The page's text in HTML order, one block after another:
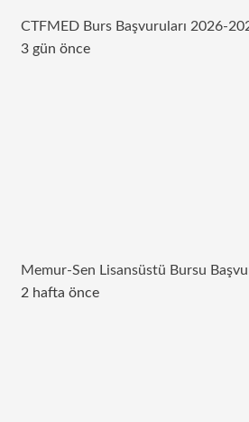
CTFMED Burs Başvuruları 2026-
3 gün önce
Memur-Sen Lisansüstü Bursu
2 hafta önce